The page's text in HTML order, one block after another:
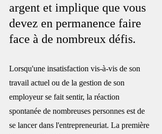
argent et implique que vous
devez en permanence faire
face à de nombreux défis.
Lorsqu'une insatisfaction vis-à-vis de son
travail actuel ou de la gestion de son
employeur se fait sentir, la réaction
spontanée de nombreuses personnes est de
se lancer dans l'entrepreneuriat. La première